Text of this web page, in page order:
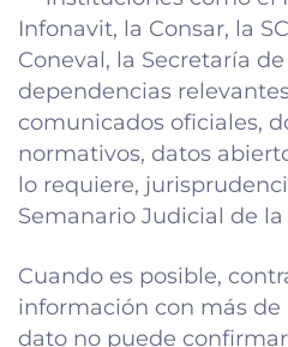
Infonavit, la Consar, la
Coneval, la Secretaría
dependencias
comunicados oficiales,
normativos, datos
lo requiere,
Semanario Judicial de la
Cuando es posible,
información con más de
dato no puede